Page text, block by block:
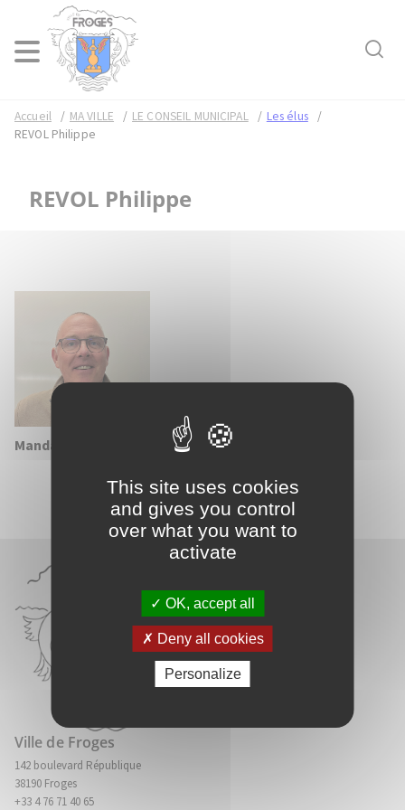
This site uses cookies
and gives you control
over what you want to
activate
OK, accept all
Deny all cookies
Personalize
Menu
Accueil MA VILLE LE CONSEIL MUNICIPAL
Les élus
REVOL Philippe
REVOL Philippe
Mandat : Conseiller municipal
Ville de Froges
142 boulevard République
38190 Froges
+33 4 76 71 40 65